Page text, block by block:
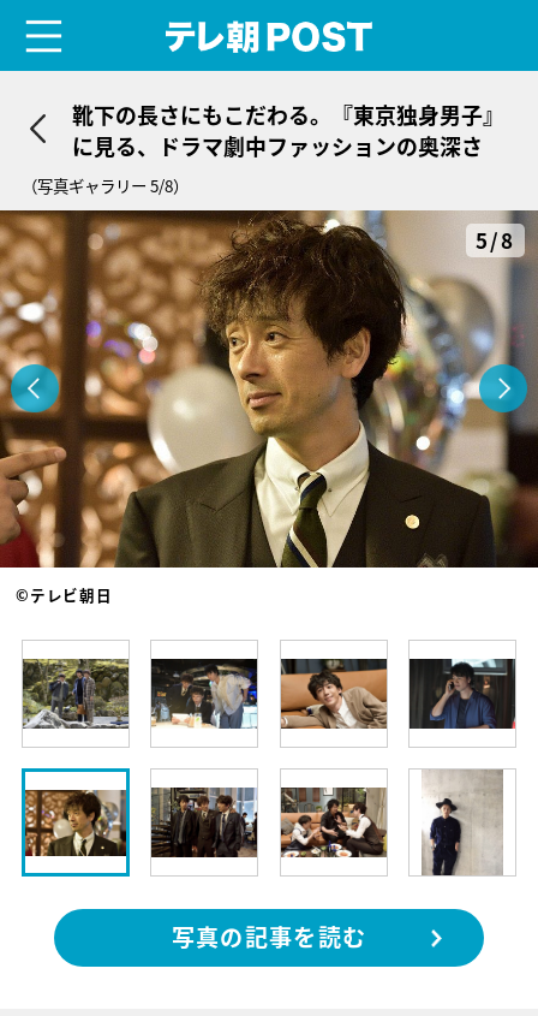
靴下の長さにもこだわる。『東京独身男子』
に見る、ドラマ劇中ファッションの奥深さ
（写真ギャラリー 5/8）
5/8
©テレビ朝日
写真の記事を読む